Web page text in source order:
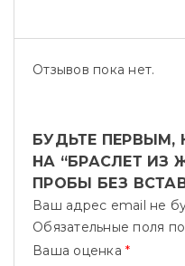
Отзывов пока нет.
БУДЬТЕ ПЕРВЫМ,
НА “БРАСЛЕТ ИЗ
ПРОБЫ БЕЗ
Ваш адрес email не
Обязательные поля
Ваша оценка *